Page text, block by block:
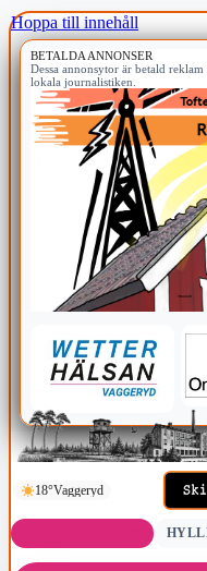
Hoppa till innehåll
BETALDA ANNONSER
Dessa annonsytor är betald
lokala journalistiken.
18°Vaggeryd